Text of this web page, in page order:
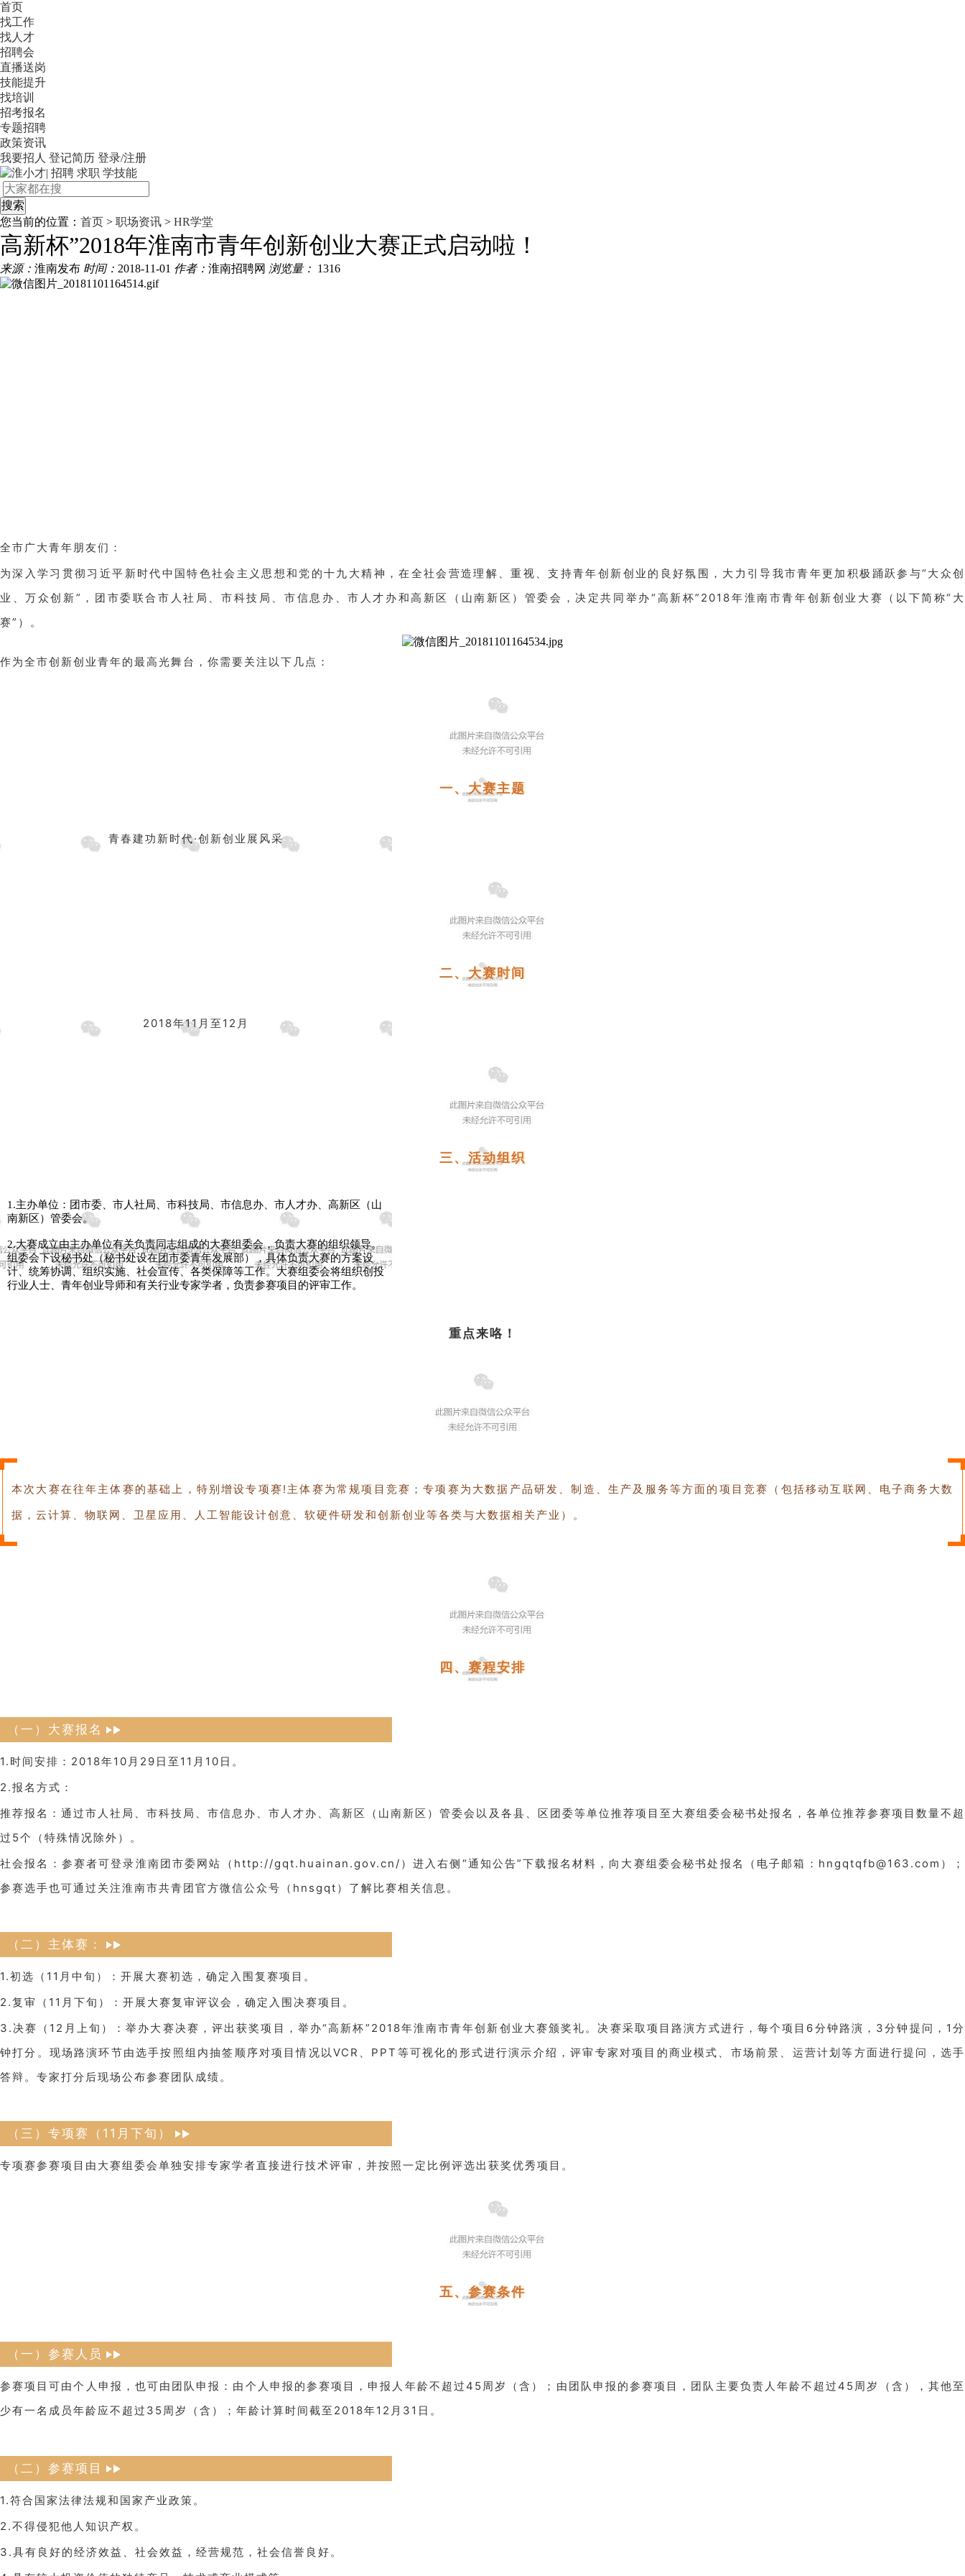
首页
找工作
找人才
招聘会
直播送岗
技能提升
找培训
招考报名
专题招聘
政策资讯
我要招人 登记简历 登录/注册
您当前的位置： 首页 > 职场资讯 > HR学堂
高新杯”2018年淮南市青年创新创业大赛正式启动啦！
来源： 淮南发布 时间： 2018-11-01 作者： 淮南招聘网 浏览量： 1316
全市广大青年朋友们：
为深入学习贯彻习近平新时代中国特色社会主义思想和党的十九大精神，在全社会营造理解、重视、支持青年创新创业的良好氛围，大力引导我市青年更加积极踊跃参与“大众创
业、万众创新”，团市委联合市人社局、市科技局、市信息办、市人才办和高新区（山南新区）管委会，决定共同举办“高新杯”2018年淮南市青年创新创业大赛（以下简称“大
赛”）。
作为全市创新创业青年的最高光舞台，你需要关注以下几点：
一、大赛主题
青春建功新时代·创新创业展风采
二、大赛时间
2018年11月至12月
三、活动组织
1.主办单位：团市委、市人社局、市科技局、市信息办、市人才办、高新区（山
南新区）管委会。
2.大赛成立由主办单位有关负责同志组成的大赛组委会，负责大赛的组织领导。
组委会下设秘书处（秘书处设在团市委青年发展部），具体负责大赛的方案设
计、统筹协调、组织实施、社会宣传、各类保障等工作。大赛组委会将组织创投
行业人士、青年创业导师和有关行业专家学者，负责参赛项目的评审工作。
重点来咯！
本次大赛在往年主体赛的基础上，特别增设专项赛!主体赛为常规项目竞赛；专项赛为大数据产品研发、制造、生产及服务等方面的项目竞赛（包括移动互联网、电子商务大数
据，云计算、物联网、卫星应用、人工智能设计创意、软硬件研发和创新创业等各类与大数据相关产业）。
四、赛程安排
（一）大赛报名
1.时间安排：2018年10月29日至11月10日。
2.报名方式：
推荐报名：通过市人社局、市科技局、市信息办、市人才办、高新区（山南新区）管委会以及各县、区团委等单位推荐项目至大赛组委会秘书处报名，各单位推荐参赛项目数量不超
过5个（特殊情况除外）。
社会报名：参赛者可登录淮南团市委网站（http://gqt.huainan.gov.cn/）进入右侧“通知公告”下载报名材料，向大赛组委会秘书处报名（电子邮箱：hngqtqfb@163.com）；
参赛选手也可通过关注淮南市共青团官方微信公众号（hnsgqt）了解比赛相关信息。
（二）主体赛：
1.初选（11月中旬）：开展大赛初选，确定入围复赛项目。
2.复审（11月下旬）：开展大赛复审评议会，确定入围决赛项目。
3.决赛（12月上旬）：举办大赛决赛，评出获奖项目，举办“高新杯”2018年淮南市青年创新创业大赛颁奖礼。决赛采取项目路演方式进行，每个项目6分钟路演，3分钟提问，1分
钟打分。现场路演环节由选手按照组内抽签顺序对项目情况以VCR、PPT等可视化的形式进行演示介绍，评审专家对项目的商业模式、市场前景、运营计划等方面进行提问，选手
答辩。专家打分后现场公布参赛团队成绩。
（三）专项赛（11月下旬）
专项赛参赛项目由大赛组委会单独安排专家学者直接进行技术评审，并按照一定比例评选出获奖优秀项目。
五、参赛条件
（一）参赛人员
参赛项目可由个人申报，也可由团队申报：由个人申报的参赛项目，申报人年龄不超过45周岁（含）；由团队申报的参赛项目，团队主要负责人年龄不超过45周岁（含），其他至
少有一名成员年龄应不超过35周岁（含）；年龄计算时间截至2018年12月31日。
（二）参赛项目
1.符合国家法律法规和国家产业政策。
2.不得侵犯他人知识产权。
3.具有良好的经济效益、社会效益，经营规范，社会信誉良好。